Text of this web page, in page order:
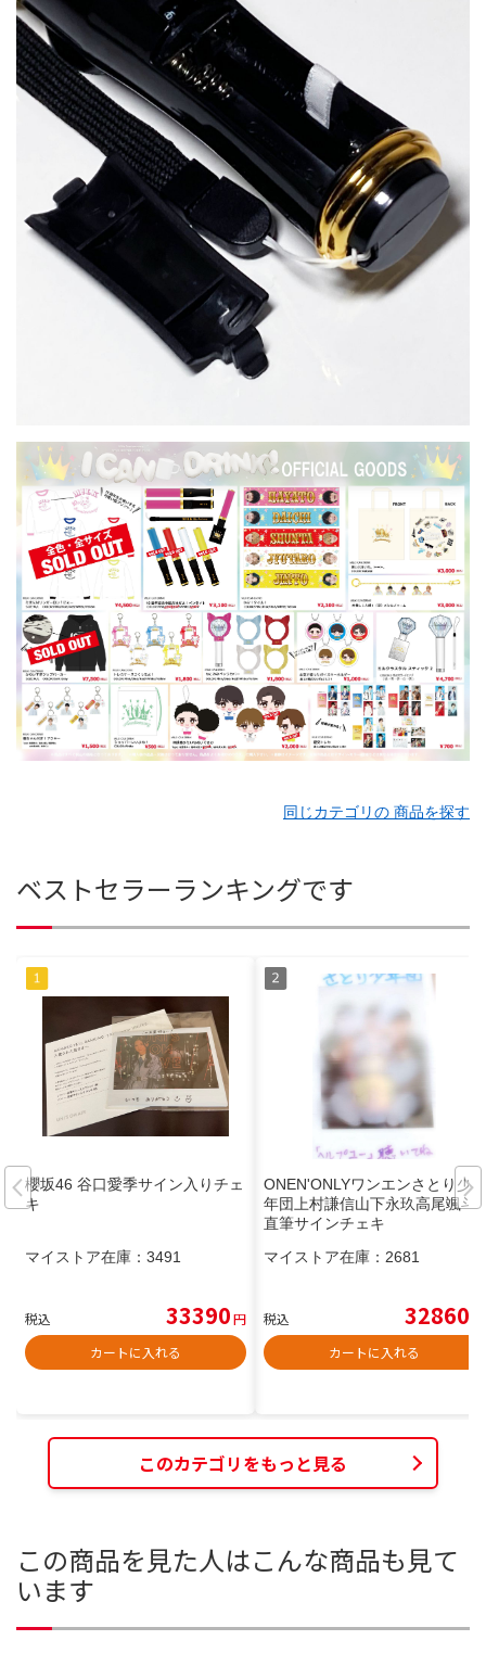
同じカテゴリの 商品を探す
ベストセラーランキングです
櫻坂46 谷口愛季サイン入りチェ
キ
マイストア在庫： 3491
税込 33390円
カートに入れる
ONEN'ONLYワンエンさとり少
年団上村謙信山下永玖高尾颯斗
直筆サインチェキ
マイストア在庫： 2681
税込 32860
カートに入れる
このカテゴリをもっと見る
この商品を見た人はこんな商品も見て
います